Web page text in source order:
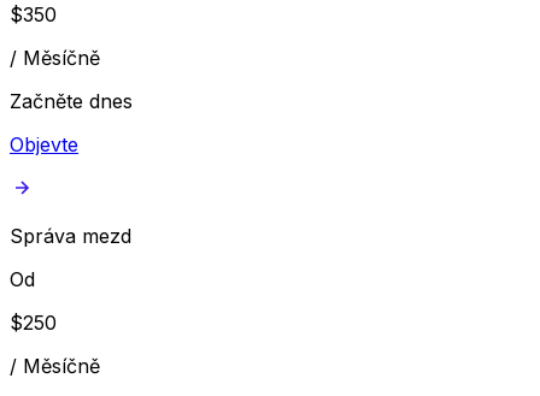
$350
/ Měsíčně
Začněte dnes
Objevte
Správa mezd
Od
$250
/ Měsíčně